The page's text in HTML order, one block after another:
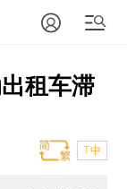
租车滞
T中